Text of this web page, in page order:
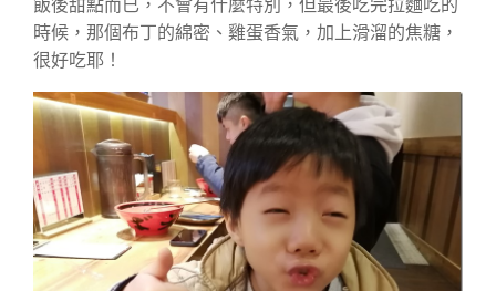
飯後甜點而已，不會有什麼特別，但最後吃完拉麵吃的
時候，那個布丁的綿密、雞蛋香氣，加上滑溜的焦糖，
很好吃耶！